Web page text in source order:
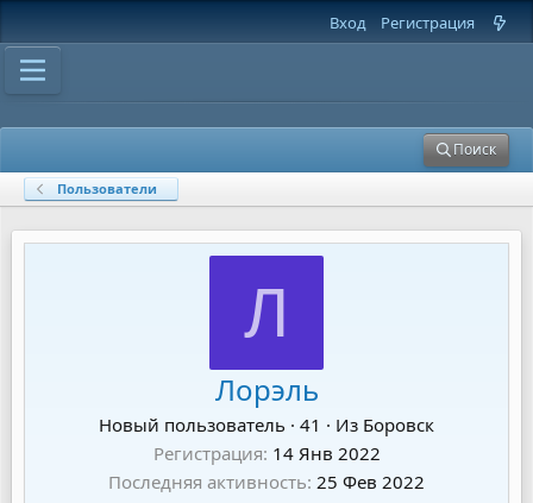
Вход Регистрация
Поиск
Пользователи
Л
Лорэль
Новый пользователь · 41 · Из Боровск
Регистрация 14 Янв 2022
Последняя активность 25 Фев 2022